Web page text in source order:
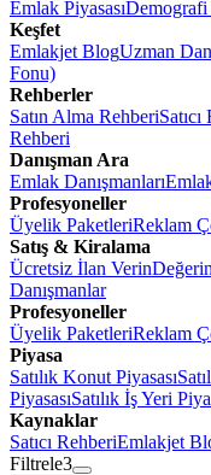
Emlak Piyasası
Keşfet
Emlakjet BlogUzman
Fonu)
Rehberler
Satın Alma Rehberi
Rehberi
Danışman Ara
Emlak Danışmanları
Profesyoneller
Üyelik PaketleriReklam
Satış & Kiralama
Ücretsiz İlan Verin
Danışmanlar
Profesyoneller
Üyelik PaketleriReklam
Piyasa
Satılık Konut Piyasası
PiyasasıSatılık İş Yeri
Kaynaklar
Satıcı RehberiEmlakjet
Filtrele3